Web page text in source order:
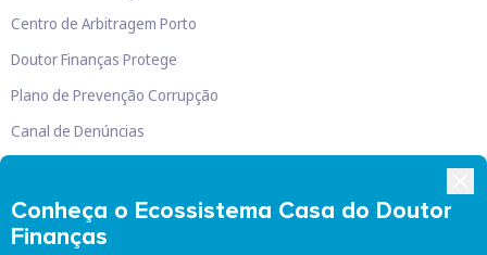
Conheça o Ecossistema Casa do Doutor
Finanças
Centro de Arbitragem Porto
Doutor Finanças Protege
Plano de Prevenção Corrupção
Canal de Denúncias